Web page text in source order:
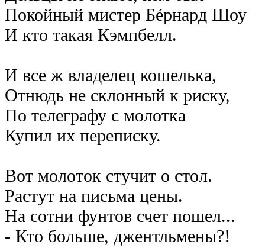
Покойный мистер Бéрнард Шоу
И кто такая Кэмпбелл.
И все ж владелец кошелька,
Отнюдь не склонный к риску,
По телеграфу с молотка
Купил их переписку.
Вот молоток стучит о стол.
Растут на письма цены.
На сотни фунтов счет пошел...
- Кто больше, джентльмены?!